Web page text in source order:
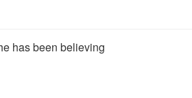
has been believing